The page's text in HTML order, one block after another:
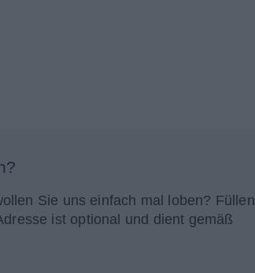
Sie uns einfach mal loben? Füllen
ist optional und dient gemäß